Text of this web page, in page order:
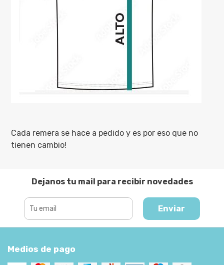
Cada remera se hace a pedido y es por eso que no
tienen cambio!
Dejanos tu mail para recibir novedades
Enviar
Medios de pago